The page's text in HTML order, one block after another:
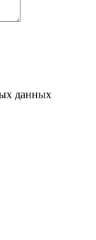
данных